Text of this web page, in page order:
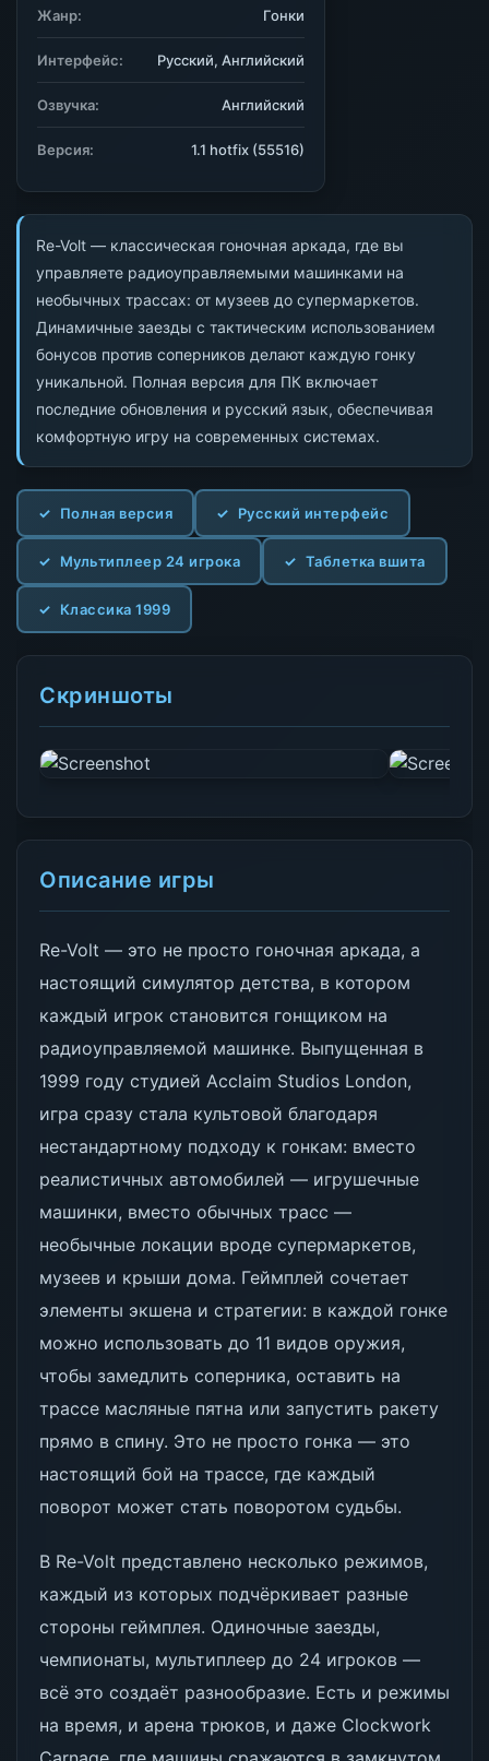
Re-Volt — классическая гоночная аркада, где вы
управляете радиоуправляемыми машинками на
необычных трассах: от музеев до супермаркетов.
Динамичные заезды с тактическим использованием
бонусов против соперников делают каждую гонку
уникальной. Полная версия для ПК включает
последние обновления и русский язык, обеспечивая
комфортную игру на современных системах.
Полная версия Русский интерфейс
Мультиплеер 24 игрока Таблетка вшита
Классика 1999
Скриншоты
Описание игры
Re-Volt — это не просто гоночная аркада, а
настоящий симулятор детства, в котором
каждый игрок становится гонщиком на
радиоуправляемой машинке. Выпущенная в
1999 году студией Acclaim Studios London,
игра сразу стала культовой благодаря
нестандартному подходу к гонкам: вместо
реалистичных автомобилей — игрушечные
машинки, вместо обычных трасс —
необычные локации вроде супермаркетов,
музеев и крыши дома. Геймплей сочетает
элементы экшена и стратегии: в каждой гонке
можно использовать до 11 видов оружия,
чтобы замедлить соперника, оставить на
трассе масляные пятна или запустить ракету
прямо в спину. Это не просто гонка — это
настоящий бой на трассе, где каждый
поворот может стать поворотом судьбы.
В Re-Volt представлено несколько режимов,
каждый из которых подчёркивает разные
стороны геймплея. Одиночные заезды,
чемпионаты, мультиплеер до 24 игроков —
всё это создаёт разнообразие. Есть и режимы
на время, и арена трюков, и даже Clockwork
Жанр: Гонки
Интерфейс: Русский, Английский
Озвучка: Английский
Версия: 1.1 hotfix (55516)